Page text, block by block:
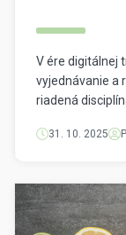
V ére digitálnej
vyjednávanie a
riadená
prijímajú
dáta […]
31. 10. 2025